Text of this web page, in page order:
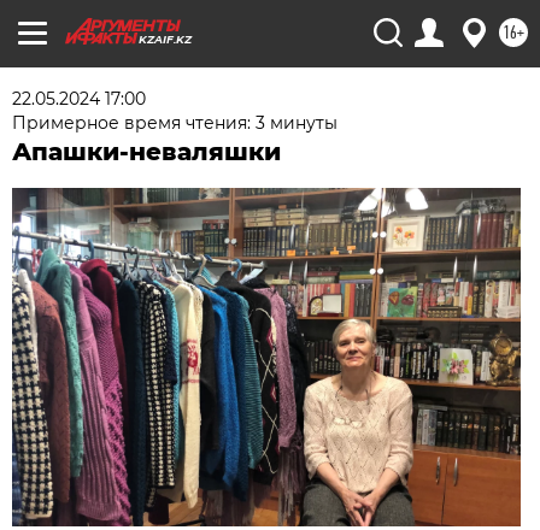
KZAIF.KZ 16+
22.05.2024 17:00
Примерное время чтения: 3 минуты
Апашки-неваляшки